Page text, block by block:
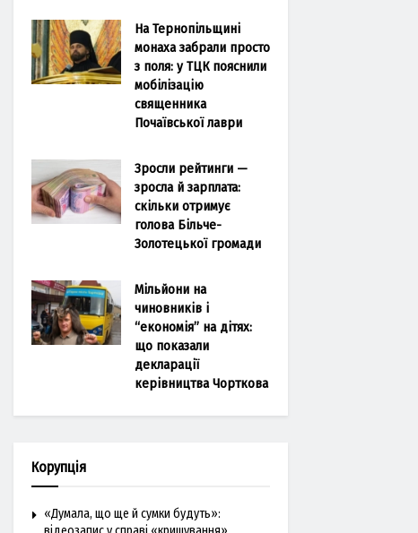
На Тернопільщині
монаха забрали просто
з поля: у ТЦК пояснили
мобілізацію
священника
Почаївської лаври
Зросли рейтинги —
зросла й зарплата:
скільки отримує
голова Більче-
Золотецької громади
Мільйони на
чиновників і
“економія” на дітях:
що показали
декларації
керівництва Чорткова
Корупція
«Думала, що ще й сумки будуть»: